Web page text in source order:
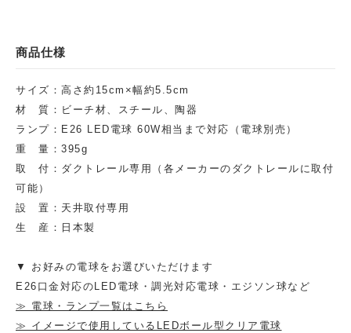
商品仕様
サイズ：高さ約15cm×幅約5.5cm
材 質：ビーチ材、スチール、陶器
ランプ：E26 LED電球 60W相当まで対応（電球別売）
重 量：395g
取 付：ダクトレール専用（各メーカーのダクトレールに取付
可能）
設 置：天井取付専用
生 産：日本製
▼ お好みの電球をお選びいただけます
E26口金対応のLED電球・調光対応電球・エジソン球など
≫ 電球・ランプ一覧はこちら
≫ イメージで使用しているLEDボール型クリア電球